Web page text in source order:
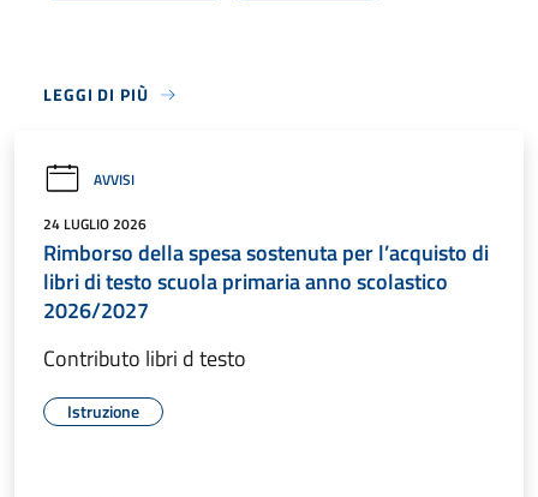
LEGGI DI PIÙ
AVVISI
24 LUGLIO 2026
Rimborso della spesa sostenuta per l’acquisto di
libri di testo scuola primaria anno scolastico
2026/2027
Contributo libri d testo
Istruzione